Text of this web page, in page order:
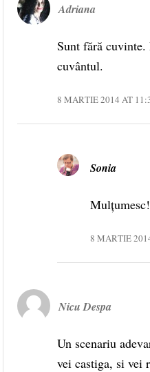
Adriana
Sunt fără
cuvântul.
8 MARTIE 2014 AT
Sonia
Mulțumesc!
8 MARTIE
Nicu Despa
Un scenariu
vei castiga, si vei